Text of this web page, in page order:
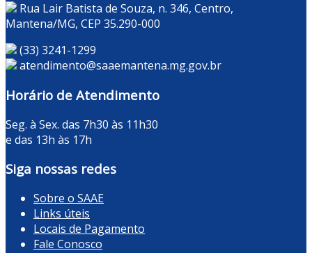
Rua Lair Batista de Souza, n. 346, Centro,
Mantena/MG, CEP 35.290-000
(33) 3241-1299
atendimento@saaemantena.mg.gov.br
Horário de Atendimento
Seg. à Sex. das 7h30 às 11h30
e das 13h às 17h
Siga nossas redes
Sobre o SAAE
Links úteis
Locais de Pagamento
Fale Conosco